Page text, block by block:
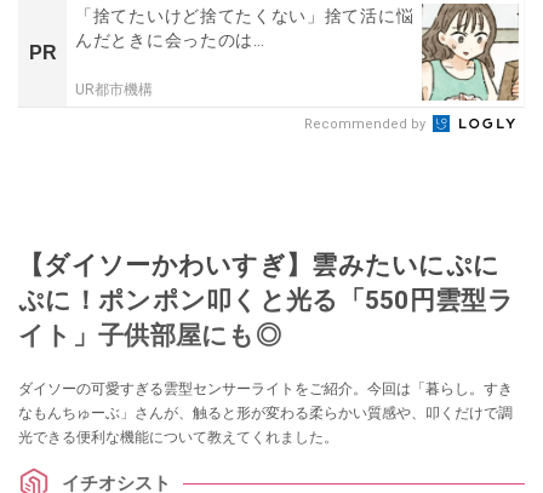
PR
「捨てたいけど捨てたくない」捨て活に悩
んだときに会ったのは…
UR都市機構
Recommended by
【ダイソーかわいすぎ】雲みたいにぷに
ぷに！ポンポン叩くと光る「550円雲型ラ
イト」子供部屋にも◎
ダイソーの可愛すぎる雲型センサーライトをご紹介。今回は「暮らし。すき
なもんちゅーぶ」さんが、触ると形が変わる柔らかい質感や、叩くだけで調
光できる便利な機能について教えてくれました。
イチオシスト